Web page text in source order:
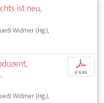
ist neu,
Widmer (Hg.),
Widmer (Hg.),
p
€ 9,95